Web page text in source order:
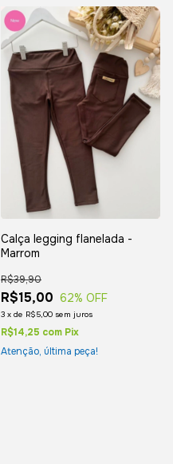
Calça legging flanelada -
Marrom
R$15,00
R$39,90
62% OFF
3 x de R$5,00 sem juros
R$14,25 com Pix
Atenção, última peça!